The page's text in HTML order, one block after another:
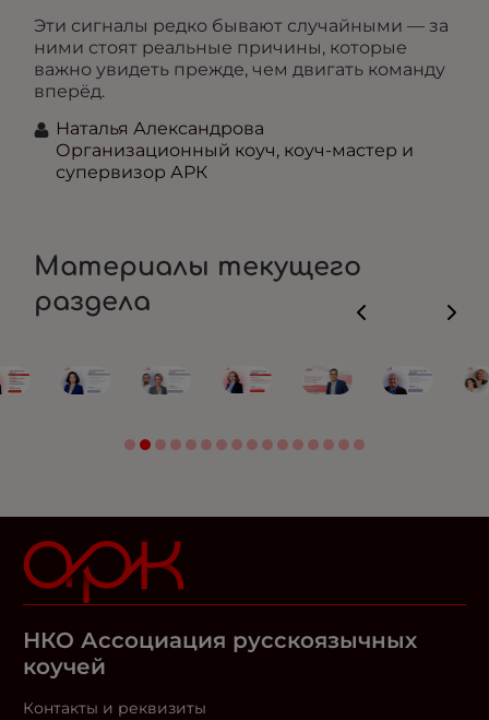
Эти сигналы редко бывают случайными — за
ними стоят реальные причины, которые
важно увидеть прежде, чем двигать команду
вперёд.
Наталья Александрова
Организационный коуч, коуч-мастер и
супервизор АРК
Материалы текущего
раздела
НКО Ассоциация русскоязычных
коучей
Контакты и реквизиты